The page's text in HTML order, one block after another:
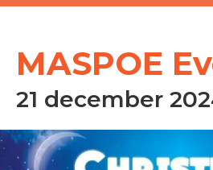
MASPOE
21 december